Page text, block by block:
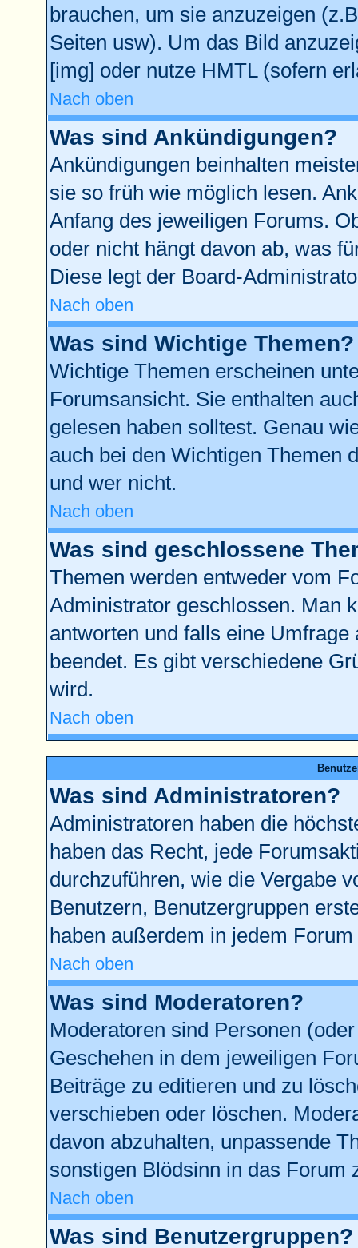
brauchen, um sie anzuzeigen
Seiten usw). Um das Bild
[img] oder nutze HMTL (sofern
Nach oben
Was sind Ankündigungen?
Ankündigungen beinhalten
sie so früh wie möglich lesen.
Anfang des jeweiligen Forums.
oder nicht hängt davon ab, was
Diese legt der Board-
Nach oben
Was sind Wichtige Themen?
Wichtige Themen erscheinen
Forumsansicht. Sie enthalten
gelesen haben solltest. Genau
auch bei den Wichtigen Themen
und wer nicht.
Nach oben
Was sind geschlossene
Themen werden entweder vom
Administrator geschlossen. Man
antworten und falls eine
beendet. Es gibt verschiedene
wird.
Nach oben
Was sind Administratoren?
Administratoren haben die
haben das Recht, jede
durchzuführen, wie die Vergabe
Benutzern, Benutzergruppen
haben außerdem in jedem
Nach oben
Was sind Moderatoren?
Moderatoren sind Personen
Geschehen in dem jeweiligen
Beiträge zu editieren und zu
verschieben oder löschen.
davon abzuhalten, unpassende
sonstigen Blödsinn in das Forum
Nach oben
Was sind Benutzergruppen?